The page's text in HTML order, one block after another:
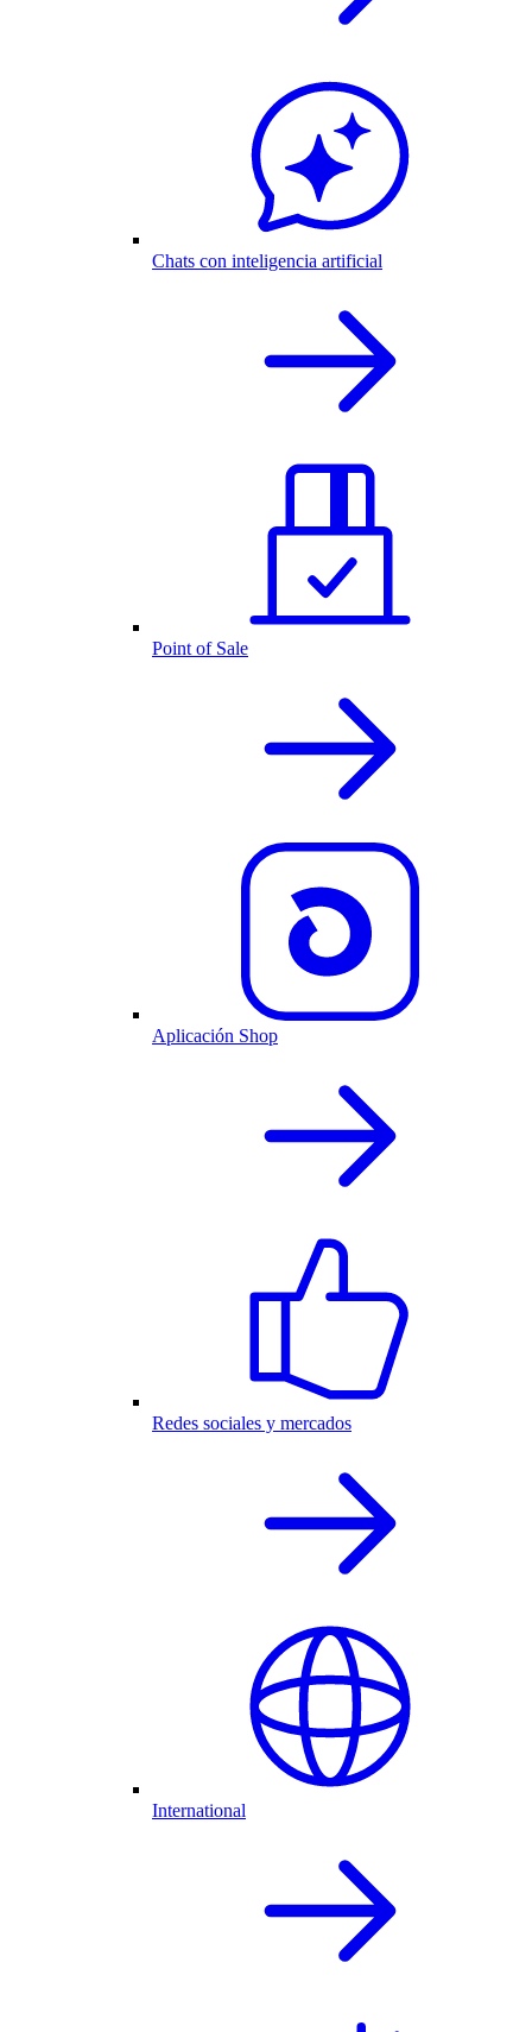
Chats con inteligencia artificial
Point of Sale
Aplicación Shop
Redes sociales y mercados
International